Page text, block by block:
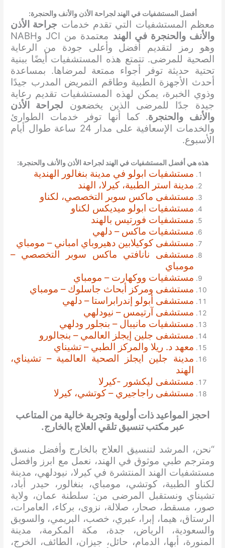
أفضل المستشفيات في الهند لجراحة الأذن والأنف والحنجرة:
معظم المستشفيات التي تقدم خدمات جراحة الأذن
والأنف والحنجرة في الهند
معتمدة من JCI وNABH
وهو رمز لتقديم أفضل وأعلى جودة من الرعاية
الصحية للمرضى. تتمتع هذه المستشفيات أيضًا ببنية
تحتية حديثة توفر أجواء ممتعة لمرضاها. بمساعدة
أحدث الأجهزة الطبية وطاقم التمريض المدرب جيدًا
وذوي الخبرة، يمكن لهذه المستشفيات تقديم رعاية
جيدة جدًا للمرضى الذين يخضعون لجراحة الأذن
والأنف والحنجرة. كما أنها توفر خدمات الطوارئ
والخدمات الإسعافية على مدار 24 ساعة طوال أيام
الأسبوع.
هذه هي أفضل المستشفيات في الهندلجراحة الأذن والأنف والحنجرة:
مستشفيات ابولو في مدينة بنغالور الهندية
مدينة استر الطبية، كيرلا، الهند
مستشفى ماكس سوبر التخصصي، لكناو
مستشفيات ابولو ميديكس لكناو
مستشفيات فورتيس بالهند
مستشفيات ماكس – دلهي
مستشفى كوكيلابين دهيروباي امباني – مومباي
مستشفى نانافتي ماكس سوبر التخصصي –
مومباي
مستشفيات ووكهارت – مومباي
مستشفى ومركز أبحاث جاسلوك – مومباي
مستشفى أبولو إندرابراستا – دلهي
مستشفى آرتيمس – نيودلهي
مستشفيات مانيبال – بنجلور ودلهي
مستشفى جلين إيجلز العالمي – بنجالورو
معهد د. ريلا والمركز الطبي – تشيناي
مدينة جلين ايجلز الصحية العالمية – تشيناي،
الهند
مستشفى ليكشور -كيرلا
مستشفى راجاجيري – كوتشي، كيرلا
احجز المواعيد ذات أولوية وتجربة خالية من المتاعب
عبر مكتب تنسيق تلقي العلاج بالخارج.
“نحن، المرشد لتنسيق العلاج بالخارج وأفضل منسق
ومترجم طبي موثوق في الهند، نعمل مع ابرز وافضل
مستشفيات الهند المنتشرة في كيرلا، نيودلهي، مدينة
لكناو الطبية، كوتشي، مومباي، بنغالور، حيدر أباد،
تشيناي ونستقبل المرضى من: سلطنة عمان، ولاية
صور، مسقط، صحار، صلالة، نزوى، بركاء، العامرات،
الرستاق، هيما، إبرا، عبري، خصب، البريمي، والسويق
والسعودية، الرياض، جدة، مكة المكرمة، مدينة
المنورة، أبها، الدمام، حائل، جيزان، الطائف، الخرج،